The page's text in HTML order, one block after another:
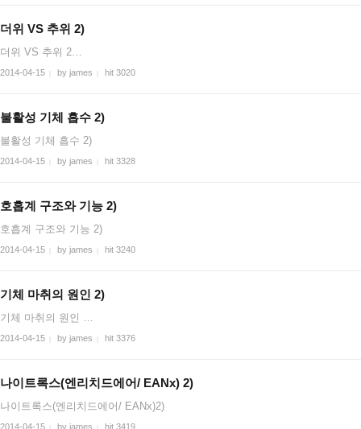
더위 VS 추위 2)
더위 VS 추위 2…
2014-04-15 by james hit 3020
불활성 기체 흡수 2)
불활성 기체 흡수 2)
2014-04-15 by james hit 3328
호흡계 구조와 기능 2)
호흡계 구조와 기능 2)
2014-04-15 by james hit 3240
기체 마취의 원인 2)
기체 마취의 원인 …
2014-04-15 by james hit 3376
나이트록스(엔리치드에어/ EANx) 2)
나이트록스(엔리치드에어/ EANx)2)
2014-04-15 by james hit 3419